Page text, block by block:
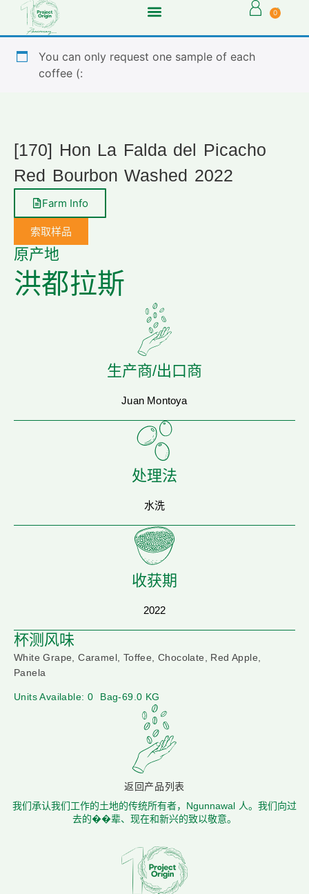
0
You can only request one sample of each
coffee (:
[170] Hon La Falda del Picacho
Red Bourbon Washed 2022
Farm Info
索取样品
原产地
洪都拉斯
生产商/出口商
Juan Montoya
处理法
水洗
收获期
2022
杯测风味
White Grape, Caramel, Toffee, Chocolate, Red Apple,
Panela
Units Available: 0 Bag-69.0 KG
返回产品列表
我们承认我们工作的土地的传统所有者，Ngunnawal 人。我们向过
去的��辈、现在和新兴的致以敬意。